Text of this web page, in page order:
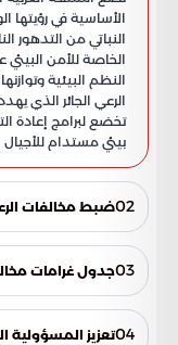
الأساسية في رؤيتها
النباتي من التدهور
الخاصة للأمن
النظم البيئية
الرعي الجائر الذي
تخضع لبرامج إعادة
بيئي مستدام للأجيال
02ضبط مخالفات
في إطار جهود
رصد تجاوز لنظام03جدول غرامات
وضعت اللوائح
تهدف إلى ردع04تعزيز المسؤولية